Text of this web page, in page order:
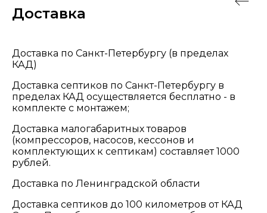
Доставка
Доставка по Санкт-Петербургу (в пределах
КАД)
Доставка септиков по Санкт-Петербургу в
пределах КАД осуществляется бесплатно - в
комплекте с монтажем;
Доставка малогабаритных товаров
(компрессоров, насосов, кессонов и
комплектующих к септикам) составляет 1000
рублей.
Доставка по Ленинградской области
Доставка септиков до 100 километров от КАД